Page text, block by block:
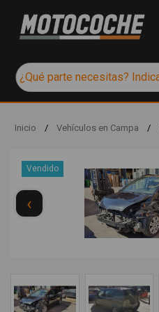
Inicio / Vehículos en Campa /
Vendido
‹